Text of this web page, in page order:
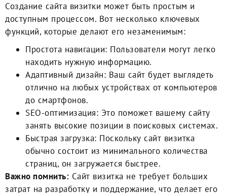
Создание сайта визитки может быть простым и
доступным процессом. Вот несколько ключевых
функций, которые делают его незаменимым:
Простота навигации: Пользователи могут легко
находить нужную информацию.
Адаптивный дизайн: Ваш сайт будет выглядеть
отлично на любых устройствах от компьютеров
до смартфонов.
SEO-оптимизация: Это поможет вашему сайту
занять высокие позиции в поисковых системах.
Быстрая загрузка: Поскольку сайт визитка
обычно состоит из минимального количества
страниц, он загружается быстрее.
Важно помнить: Сайт визитка не требует больших
затрат на разработку и поддержание, что делает его